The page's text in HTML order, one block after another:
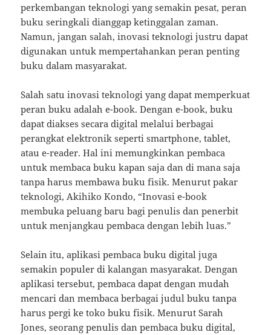
perkembangan teknologi yang semakin pesat, peran
buku seringkali dianggap ketinggalan zaman.
Namun, jangan salah, inovasi teknologi justru dapat
digunakan untuk mempertahankan peran penting
buku dalam masyarakat.
Salah satu inovasi teknologi yang dapat memperkuat
peran buku adalah e-book. Dengan e-book, buku
dapat diakses secara digital melalui berbagai
perangkat elektronik seperti smartphone, tablet,
atau e-reader. Hal ini memungkinkan pembaca
untuk membaca buku kapan saja dan di mana saja
tanpa harus membawa buku fisik. Menurut pakar
teknologi, Akihiko Kondo, “Inovasi e-book
membuka peluang baru bagi penulis dan penerbit
untuk menjangkau pembaca dengan lebih luas.”
Selain itu, aplikasi pembaca buku digital juga
semakin populer di kalangan masyarakat. Dengan
aplikasi tersebut, pembaca dapat dengan mudah
mencari dan membaca berbagai judul buku tanpa
harus pergi ke toko buku fisik. Menurut Sarah
Jones, seorang penulis dan pembaca buku digital,